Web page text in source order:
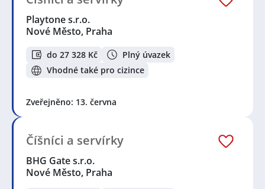
Playtone s.r.o.
Nové Město, Praha
do 27 328 Kč
Plný úvazek
Vhodné také pro cizince
Zveřejněno: 13. června
Číšníci a servírky
BHG Gate s.r.o.
Nové Město, Praha